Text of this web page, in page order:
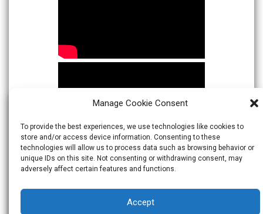
Manage Cookie Consent
To provide the best experiences, we use technologies like cookies to
store and/or access device information. Consenting to these
technologies will allow us to process data such as browsing behavior or
unique IDs on this site. Not consenting or withdrawing consent, may
adversely affect certain features and functions.
Accept